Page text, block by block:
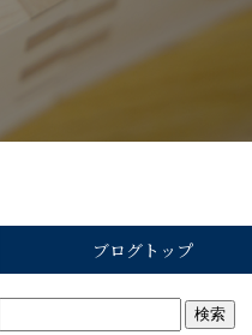
ブログトップ